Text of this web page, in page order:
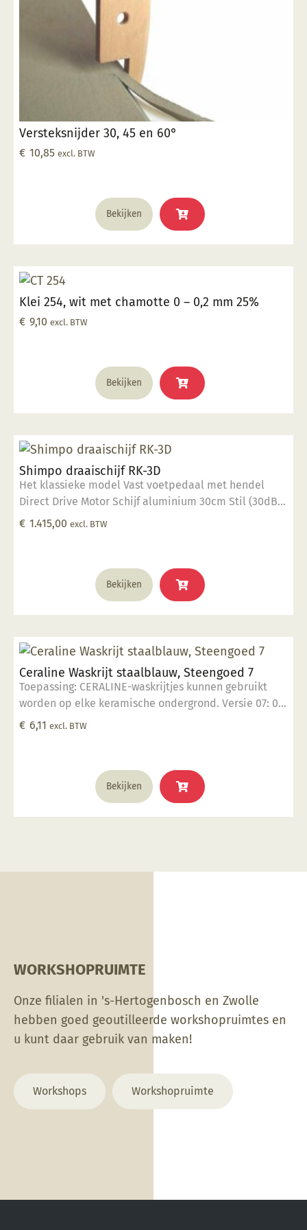
Versteksnijder 30, 45 en 60°
€ 10,85 excl. BTW
Bekijken
Klei 254, wit met chamotte 0 – 0,2 mm 25%
€ 9,10 excl. BTW
Bekijken
Shimpo draaischijf RK-3D
Het klassieke model Vast voetpedaal met hendel
Direct Drive Motor Schijf aluminium 30cm Stil (30dB)
400 Watt vermogen 40 kg draaigewicht Op dit
€ 1.415,00 excl. BTW
Bekijken
Ceraline Waskrijt staalblauw, Steengoed 7
Toepassing: CERALINE-waskrijtjes kunnen gebruikt
worden op elke keramische ondergrond. Versie 07: 07
is voor steengoed en heeft een temperatuurbereik
aangebrachte decoratie is onuitwisbaar en als het
ware verzegeld. Hierdoor is het mogelijk met de
kwast te glazuren zonder de CERALINE lijnen open te
vegen. 2. In tegenstelling tot potloden en krijtjes kan
€ 6,11 excl. BTW
Bekijken
WORKSHOPRUIMTE
Onze filialen in 's-Hertogenbosch en Zwolle
hebben goed geoutilleerde workshopruimtes en
u kunt daar gebruik van maken!
Workshops Workshopruimte